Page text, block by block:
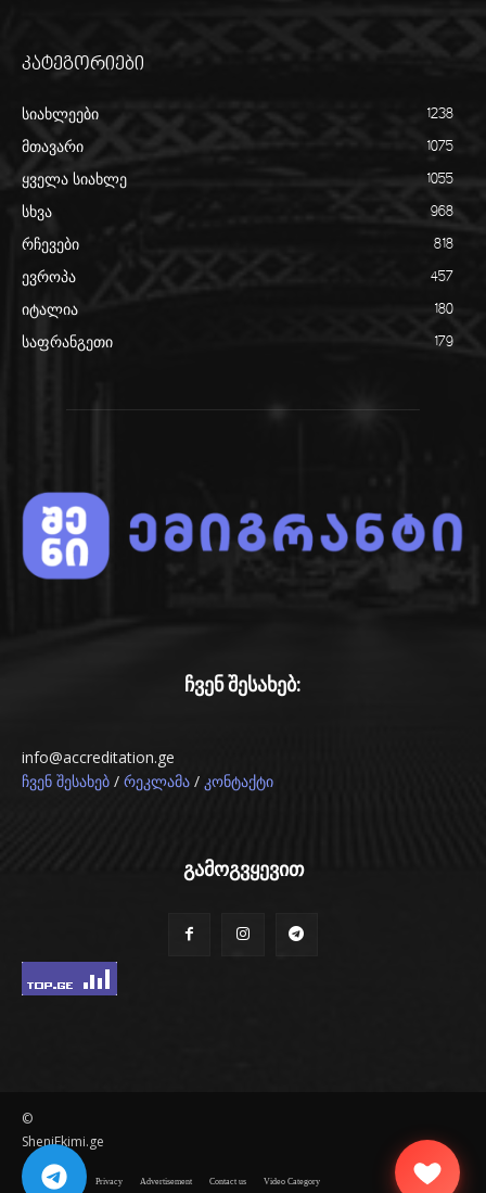
კატეგორიები
სიახლეები 1238
მთავარი 1075
ყველა სიახლე 1055
სხვა 968
რჩევები 818
ევროპა 457
იტალია 180
საფრანგეთი 179
ჩვენ შესახებ:
info@accreditation.ge
ჩვენ შესახებ / რეკლამა / კონტაქტი
გამოგვყევით
©
SheniEkimi.ge
Disclaimer Privacy Advertisement Contact us Video Category